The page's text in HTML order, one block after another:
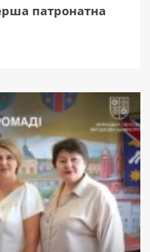
патронатна